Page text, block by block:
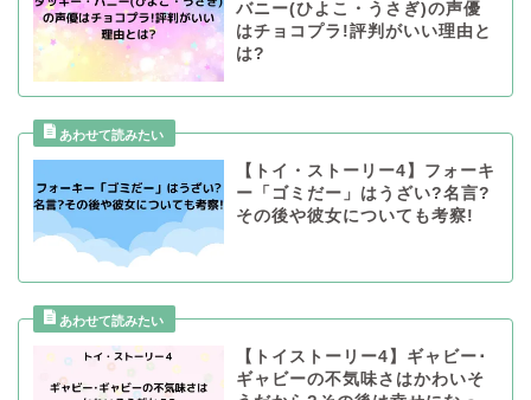
バニー(ひよこ・うさぎ)の声優
はチョコプラ!評判がいい理由と
は?
【トイ・ストーリー4】フォーキ
ー「ゴミだー」はうざい?名言?
その後や彼女についても考察!
【トイストーリー4】ギャビー･
ギャビーの不気味さはかわいそ